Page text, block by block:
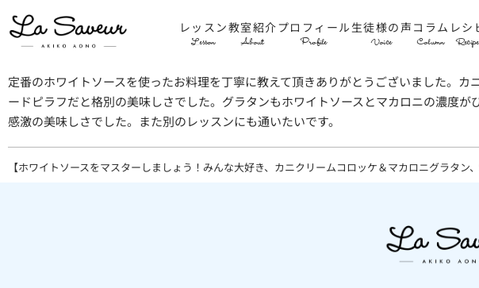
レッスン
Lesson
教室紹介
About
プロフィール
Profile
生徒様の声
Voice
コラム
Column
レシ
Recipe
定番のホワイトソースを使ったお料理を丁寧に教えて頂きありがとうございました。
ードピラフだと格別の美味しさでした。グラタンもホワイトソースとマカロニの濃度が
感激の美味しさでした。また別のレッスンにも通いたいです。
【ホワイトソースをマスターしましょう！みんな大好き、カニクリームコロッケ＆マカロニグラタ